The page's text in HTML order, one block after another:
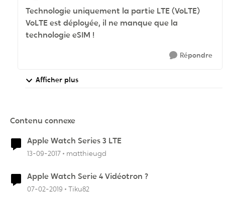
Technologie uniquement la partie LTE (VoLTE)
VoLTE est déployée, il ne manque que la
technologie eSIM !
Répondre
Afficher plus
Contenu connexe
Apple Watch Series 3 LTE
13-09-2017 matthieugd
Apple Watch Serie 4 Vidéotron ?
07-02-2019 Tiku82